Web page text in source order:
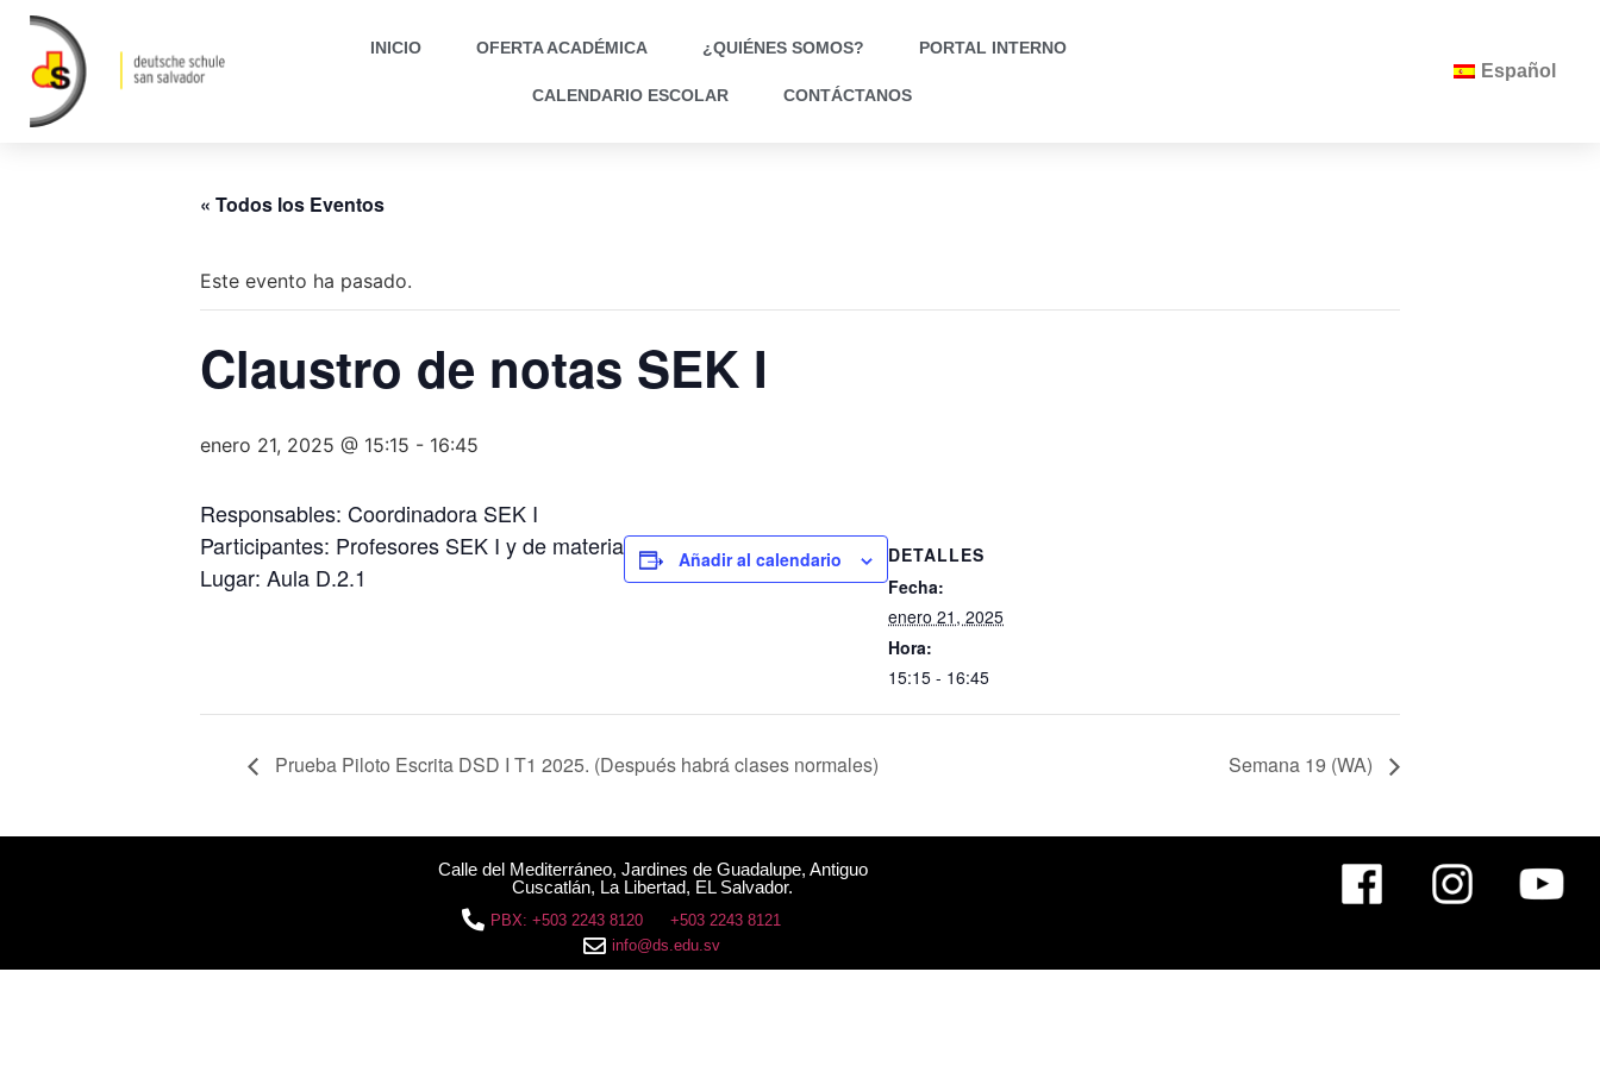
INICIO OFERTA ACADÉMICA ¿QUIÉNES SOMOS? PORTAL INTERNO
CALENDARIO ESCOLAR CONTÁCTANOS
Español
« Todos los Eventos
Este evento ha pasado.
Claustro de notas SEK I
enero 21, 2025 @ 15:15 - 16:45
Responsables: Coordinadora SEK I
Participantes: Profesores SEK I y de materia
Lugar: Aula D.2.1
Añadir al calendario
DETALLES
Fecha:
enero 21, 2025
Hora:
15:15 - 16:45
Prueba Piloto Escrita DSD I T1 2025. (Después habrá clases normales) Semana 19 (WA)
Calle del Mediterráneo, Jardines de Guadalupe, Antiguo
Cuscatlán, La Libertad, EL Salvador.
PBX: +503 2243 8120
+503 2243 8121
info@ds.edu.sv